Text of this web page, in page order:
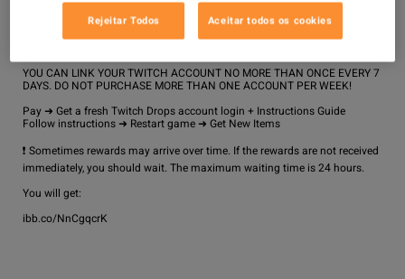
YOU CAN LINK YOUR TWITCH ACCOUNT NO MORE THAN ONCE EVERY 7
DAYS. DO NOT PURCHASE MORE THAN ONE ACCOUNT PER WEEK!
Pay ➜ Get a fresh Twitch Drops account login + Instructions Guide
Follow instructions ➜ Restart game ➜ Get New Items
❗ Sometimes rewards may arrive over time. If the rewards are not received
immediately, you should wait. The maximum waiting time is 24 hours.
You will get:
ibb.co/NnCgqcrK
Rejeitar Todos Aceitar todos os cookies